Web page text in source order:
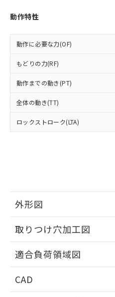
動作特性
動作に必要な力(OF)
もどりの力(RF)
動作までの動き(PT)
全体の動き(TT)
ロックストローク(LTA)
外形図
取りつけ穴加工図
適合負荷領域図
CAD
および当社の共
品・サービスに
引・商談に必要
※当社の共同利用
用者の範囲」に
下記の非含有証明書を
EU RoHS指令（10物
51物質の非含有証明書
※本証明書は発行日時
るもので、過去に遡っ
ものではありません。
また、RoHS指令の
り、2022年1月12日
す。